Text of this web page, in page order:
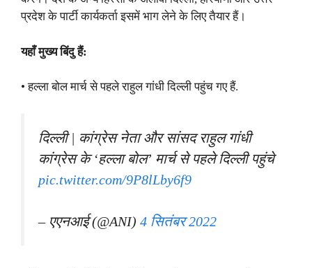
प्रदेश के पार्टी कार्यकर्ता इसमें भाग लेने के लिए तैयार हैं।
यहाँ मुख्य बिंदु हैं:
• हल्ला बोल मार्च से पहले राहुल गांधी दिल्ली पहुंच गए हैं.
दिल्ली | कांग्रेस नेता और सांसद राहुल गांधी
कांग्रेस के ‘हल्ला बोल’ मार्च से पहले दिल्ली पहुंचे
pic.twitter.com/9P8lLby6f9
– एएनआई (@ANI) 4 सितंबर 2022